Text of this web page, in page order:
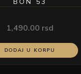
1,490.00 rsd
DODAJ U KORPU